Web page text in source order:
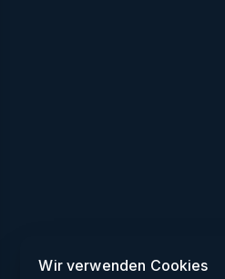
Wir verwenden Cookies